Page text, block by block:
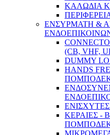
ΚΑΛΩΔΙΑ
ΕΝΣΥΡΜΑΤΗ &
(CB, VHF,
DUMMY
HANDS
ΚΕΡΑΙΕΣ -